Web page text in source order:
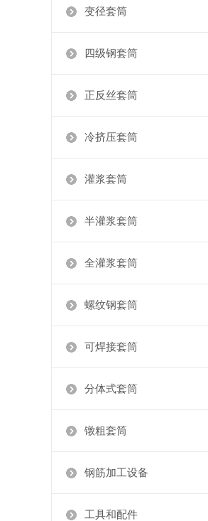
变径套筒
四级钢套筒
正反丝套筒
冷挤压套筒
灌浆套筒
半灌浆套筒
全灌浆套筒
螺纹钢套筒
可焊接套筒
分体式套筒
镦粗套筒
钢筋加工设备
工具和配件